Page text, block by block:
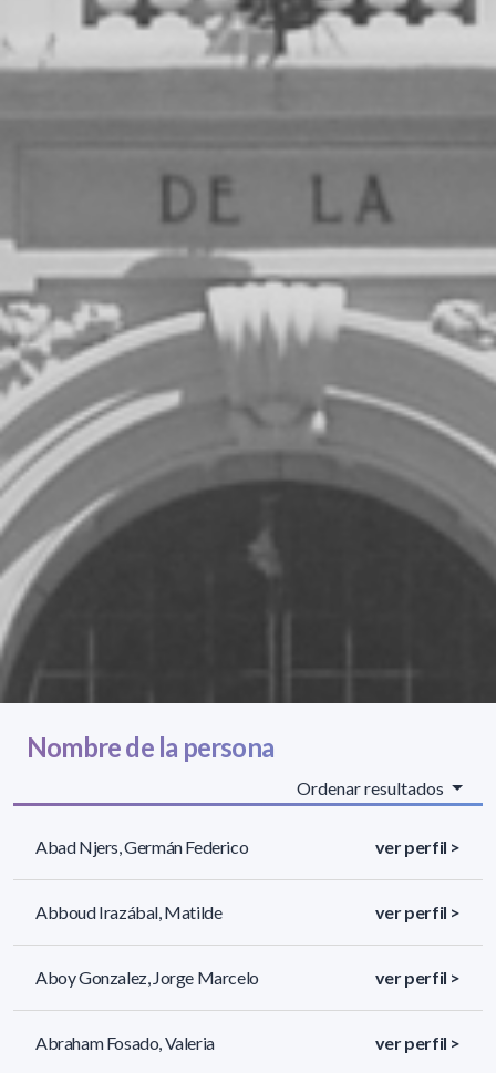
Nombre de la persona
Ordenar resultados
Abad Njers, Germán Federico ver perfil >
Abboud Irazábal, Matilde ver perfil >
Aboy Gonzalez, Jorge Marcelo ver perfil >
Abraham Fosado, Valeria ver perfil >